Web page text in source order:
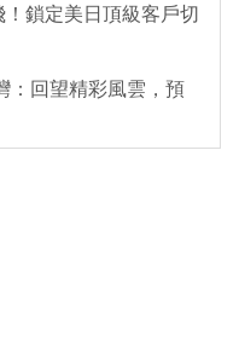
鎖定美日頂級客戶切
：回望精彩風雲，預